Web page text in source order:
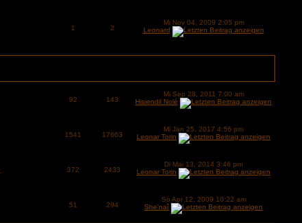
1 2
Mi Nov 04, 2009 2:05 pm
Leonard
92 143
Mi Sep 28, 2011 7:00 am
Hisiendil Nolé
1541 17663
Mi Jan 25, 2017 4:56 pm
Leonar Torin
372 2433
Di Mai 13, 2014 3:46 pm
Leonar Torin
51 294
So Apr 12, 2009 10:22 am
She'naî